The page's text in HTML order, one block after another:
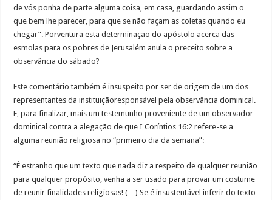
de vós ponha de parte alguma coisa, em casa, guardando assim o
que bem lhe parecer, para que se não façam as coletas quando eu
chegar”. Porventura esta determinação do apóstolo acerca das
esmolas para os pobres de Jerusalém anula o preceito sobre a
observância do sábado?
Este comentário também é insuspeito por ser de origem de um dos
representantes da instituiçãoresponsável pela observância dominical.
E, para finalizar, mais um testemunho proveniente de um observador
dominical contra a alegação de que I Coríntios 16:2 refere-se a
alguma reunião religiosa no “primeiro dia da semana”:
“É estranho que um texto que nada diz a respeito de qualquer reunião
para qualquer propósito, venha a ser usado para provar um costume
de reunir finalidades religiosas! (…) Se é insustentável inferir do texto